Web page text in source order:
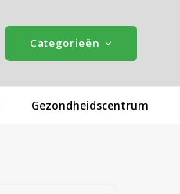
Categorieën
Gezondheidscentrum